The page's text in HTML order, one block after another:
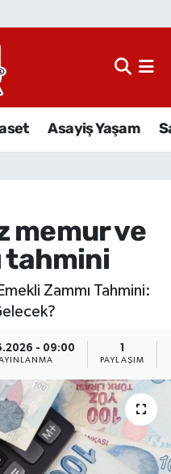
Asayiş Yaşam
memur ve
tahmini
Zammı Tahmini:
- 09:00
PAYLAŞIM